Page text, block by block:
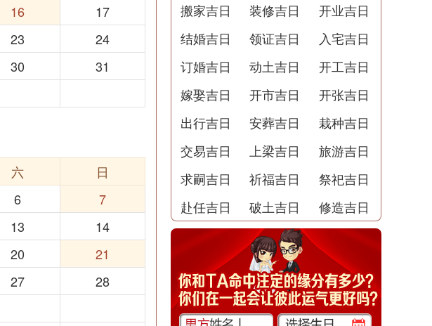
16
17
23
24
30 31
六
日
6
7
13
14
20
21
27
28
搬家吉日 装修吉日
开业吉日
结婚吉日
领证吉日
入宅吉日
订婚吉日
动土吉日
开工吉日
嫁娶吉日
开市吉日
开张吉日
出行吉日
安葬吉日
栽种吉日
交易吉日
上梁吉日
旅游吉日
求嗣吉日
祈福吉日
祭祀吉日
赴任吉日
破土吉日 修造吉日